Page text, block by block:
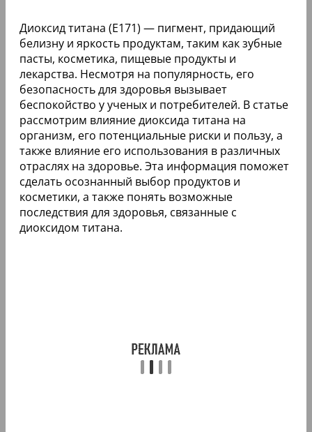
Диоксид титана (E171) — пигмент, придающий
белизну и яркость продуктам, таким как зубные
пасты, косметика, пищевые продукты и
лекарства. Несмотря на популярность, его
безопасность для здоровья вызывает
беспокойство у ученых и потребителей. В статье
рассмотрим влияние диоксида титана на
организм, его потенциальные риски и пользу, а
также влияние его использования в различных
отраслях на здоровье. Эта информация поможет
сделать осознанный выбор продуктов и
косметики, а также понять возможные
последствия для здоровья, связанные с
диоксидом титана.